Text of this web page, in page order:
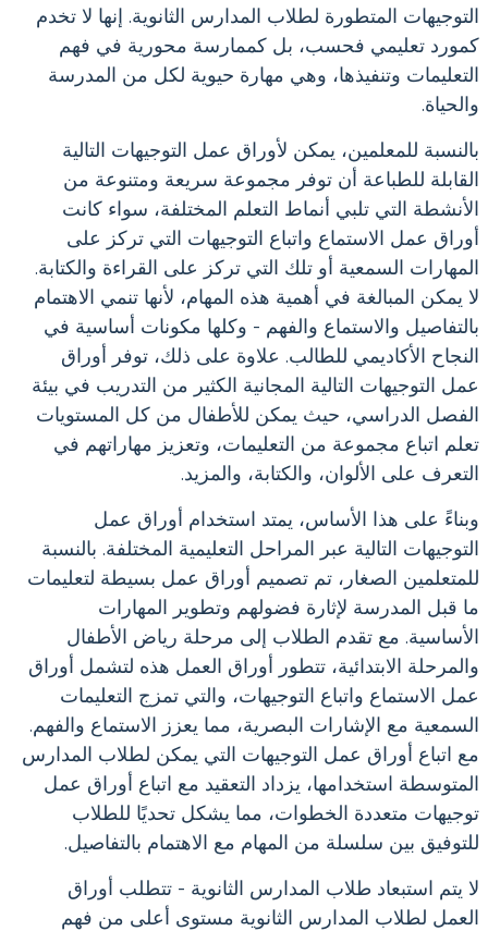
التوجيهات المتطورة لطلاب المدارس الثانوية. إنها لا تخدم
كمورد تعليمي فحسب، بل كممارسة محورية في فهم
التعليمات وتنفيذها، وهي مهارة حيوية لكل من المدرسة
والحياة.
بالنسبة للمعلمين، يمكن لأوراق عمل التوجيهات التالية
القابلة للطباعة أن توفر مجموعة سريعة ومتنوعة من
الأنشطة التي تلبي أنماط التعلم المختلفة، سواء كانت
أوراق عمل الاستماع واتباع التوجيهات التي تركز على
المهارات السمعية أو تلك التي تركز على القراءة والكتابة.
لا يمكن المبالغة في أهمية هذه المهام، لأنها تنمي الاهتمام
بالتفاصيل والاستماع والفهم - وكلها مكونات أساسية في
النجاح الأكاديمي للطالب. علاوة على ذلك، توفر أوراق
عمل التوجيهات التالية المجانية الكثير من التدريب في بيئة
الفصل الدراسي، حيث يمكن للأطفال من كل المستويات
تعلم اتباع مجموعة من التعليمات، وتعزيز مهاراتهم في
التعرف على الألوان، والكتابة، والمزيد.
وبناءً على هذا الأساس، يمتد استخدام أوراق عمل
التوجيهات التالية عبر المراحل التعليمية المختلفة. بالنسبة
للمتعلمين الصغار، تم تصميم أوراق عمل بسيطة لتعليمات
ما قبل المدرسة لإثارة فضولهم وتطوير المهارات
الأساسية. مع تقدم الطلاب إلى مرحلة رياض الأطفال
والمرحلة الابتدائية، تتطور أوراق العمل هذه لتشمل أوراق
عمل الاستماع واتباع التوجيهات، والتي تمزج التعليمات
السمعية مع الإشارات البصرية، مما يعزز الاستماع والفهم.
مع اتباع أوراق عمل التوجيهات التي يمكن لطلاب المدارس
المتوسطة استخدامها، يزداد التعقيد مع اتباع أوراق عمل
توجيهات متعددة الخطوات، مما يشكل تحديًا للطلاب
للتوفيق بين سلسلة من المهام مع الاهتمام بالتفاصيل.
لا يتم استبعاد طلاب المدارس الثانوية - تتطلب أوراق
العمل لطلاب المدارس الثانوية مستوى أعلى من فهم